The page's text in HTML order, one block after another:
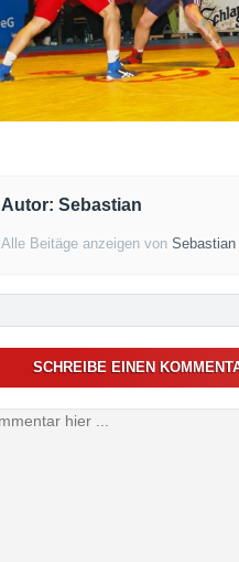
Autor: Sebastian
Alle Beitäge anzeigen vonSebastian
SCHREIBE EINEN